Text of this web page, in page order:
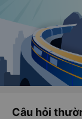
Câu hỏi